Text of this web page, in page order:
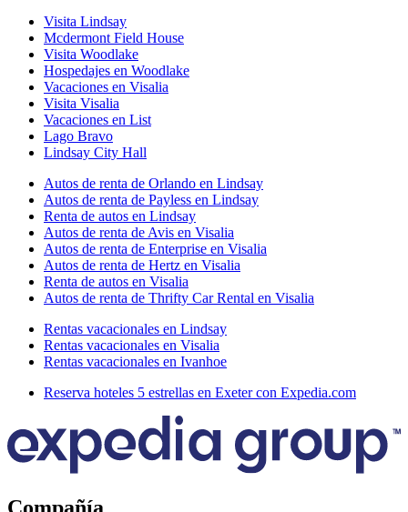
Visita Lindsay
Mcdermont Field House
Visita Woodlake
Hospedajes en Woodlake
Vacaciones en Visalia
Visita Visalia
Vacaciones en List
Lago Bravo
Lindsay City Hall
Autos de renta de Orlando en Lindsay
Autos de renta de Payless en Lindsay
Renta de autos en Lindsay
Autos de renta de Avis en Visalia
Autos de renta de Enterprise en Visalia
Autos de renta de Hertz en Visalia
Renta de autos en Visalia
Autos de renta de Thrifty Car Rental en Visalia
Rentas vacacionales en Lindsay
Rentas vacacionales en Visalia
Rentas vacacionales en Ivanhoe
Reserva hoteles 5 estrellas en Exeter con Expedia.com
Compañía